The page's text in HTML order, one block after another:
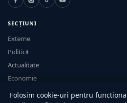
SECȚIUNI
Externe
Politică
Actualitate
Economie
Sănătate
Folosim cookie-uri pentru